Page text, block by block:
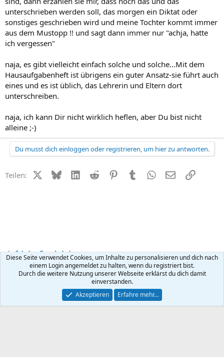
unterschrieben werden soll, das morgen ein Diktat oder
sonstiges geschrieben wird und meine Tochter kommt immer
aus dem Mustopp !! und sagt dann immer nur "achja, hatte
ich vergessen"
naja, es gibt vielleicht einfach solche und solche...Mit dem
Hausaufgabenheft ist übrigens ein guter Ansatz-sie führt auch
eines und es ist üblich, das Lehrerin und Eltern dort
unterschreiben.
naja, ich kann Dir nicht wirklich heflen, aber Du bist nicht
alleine ;-)
Du musst dich einloggen oder registrieren, um hier zu antworten.
Teilen: X (Twitter)
BlueskyLinkedIn
Reddit PinterestTumblr WhatsApp
E-MailLink
Schule + Grundschule
Kontakt Nutzungsbedingungen Datenschutz Hilfe
R
Community platform by XenForo ® © 2010-2026 XenForo Ltd.
Diese Seite verwendet Cookies, um Inhalte zu personalisieren und dich nach
einem Login angemeldet zu halten, wenn du registriert bist.
Durch die weitere Nutzung unserer Webseite erklärst du dich damit
einverstanden.
Akzeptieren
Erfahre mehr…